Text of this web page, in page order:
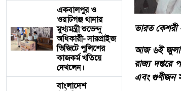
একবালপুর ও
ওয়াটগঞ্জ থানায়
মুখ্যমন্ত্রী শুভেন্দু
অধিকারী- সারপ্রাইজ
ভিজিটে পুলিশের
কাজকর্ম খতিয়ে
দেখলেন।
বাংলাদেশ
ভারত কেশরী
আজ ৬ই জুলাই
রাজ্য দপ্তরে
এবং গুণীজন